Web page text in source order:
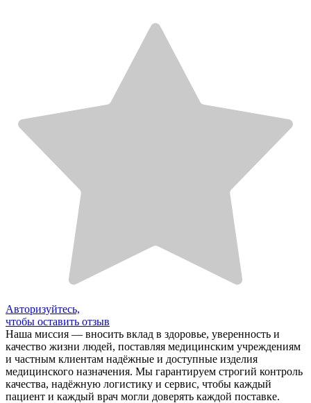
Авторизуйтесь,
чтобы оставить отзыв
Наша миссия — вносить вклад в здоровье, уверенность и
качество жизни людей, поставляя медицинским учреждениям
и частным клиентам надёжные и доступные изделия
медицинского назначения. Мы гарантируем строгий контроль
качества, надёжную логистику и сервис, чтобы каждый
пациент и каждый врач могли доверять каждой поставке.